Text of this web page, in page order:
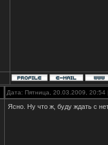
Дата: Пятница, 20.03.2009,
Ясно. Ну что ж, буду ждать с